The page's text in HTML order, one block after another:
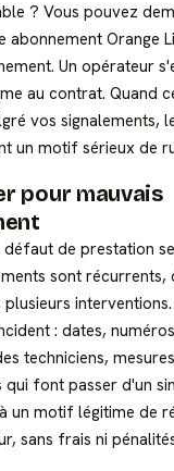
? Vous pouvez
abonnement Orange
Un opérateur
au contrat. Quand
vos signalements,
un motif sérieux de
pour mauvais
de prestation
sont récurrents,
: dates,
techniciens,
qui font passer d'un
un motif légitime de
sans frais ni